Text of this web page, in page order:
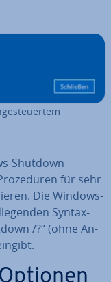
Shutdown-
für sehr
Die Windows-
Syntax-
/?“ (ohne An­